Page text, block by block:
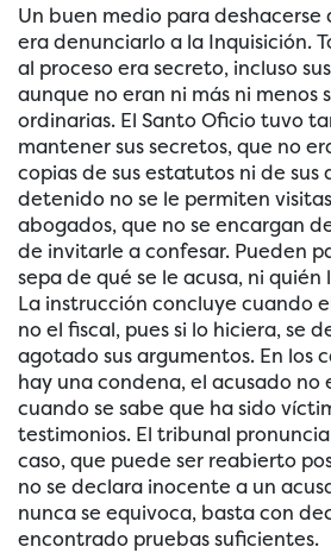
Un buen medio para
era denunciarlo a la Inquisición.
al proceso era secreto, incluso
aunque no eran ni más ni menos
ordinarias. El Santo Oficio tuvo
mantener sus secretos, que no
copias de sus estatutos ni de sus
detenido no se le permiten
abogados, que no se encargan
de invitarle a confesar. Pueden
sepa de qué se le acusa, ni
La instrucción concluye cuando
no el fiscal, pues si lo hiciera, se
agotado sus argumentos. En los
hay una condena, el acusado no
cuando se sabe que ha sido
testimonios. El tribunal
caso, que puede ser reabierto
no se declara inocente a un
nunca se equivoca, basta con
encontrado pruebas suficientes.